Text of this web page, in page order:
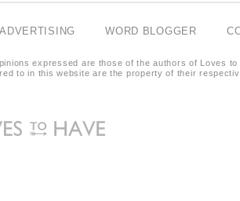
ADVERTISING WORD BLOGGER
expressed are those of the authors of Loves to
to in this website are the property of their